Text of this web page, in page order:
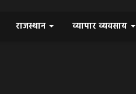
राजस्थान व्यापार व्यवसाय